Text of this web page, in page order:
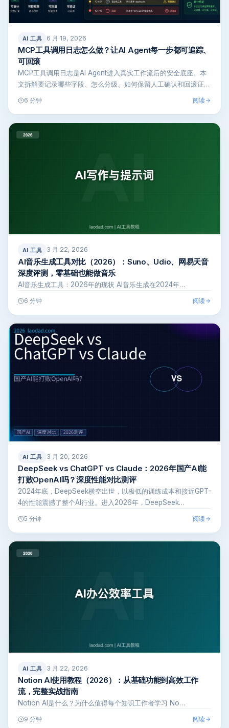
AI 工具 6 月 19, 2026
MCP工具调用日志怎么做？让AI Agent每一步都可追踪、
可回滚
MCP工具调用日志是AI Agent进入真实工作流后的安全底座。本
文拆解要记录哪些字段、怎么分级、如何保留人工确认和回滚证
6 分钟 阅读
AI 工具 3 月 22, 2026
AI音乐生成工具对比（2026）：Suno、Udio、网易天音
深度评测，零基础也能做音乐
AI音乐生成工具：2026年的现状 AI音乐生成在2024年…
6 分钟 阅读
AI 工具 3 月 20, 2026
DeepSeek vs ChatGPT vs Claude：2026年国产AI能
打败OpenAI吗？深度性能对比测评
2024年底，DeepSeek横空出世，以极低的训练成本和接近GPT-
4的性能震撼了整个AI行业。进入2026年，DeepSeek…
5 分钟 阅读
AI 工具 3 月 22, 2026
Notion AI使用教程（2026）：从基础功能到高效工作
流，完整实战指南
Notion AI是什么？为什么值得每个知识工作者学习 No…
9 分钟 阅读